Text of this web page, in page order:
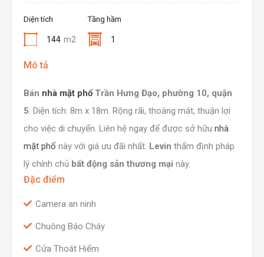
Diện tích
144 m2
Tầng hầm
1
Mô tả
Bán nhà mặt phốTrần Hưng Đạo, phường 10, quận
5. Diện tích: 8m x 18m. Rộng rãi, thoáng mát, thuận lợi
cho việc di chuyển. Liên hệ ngay để được sở hữu nhà
mặt phố này với giá ưu đãi nhất. Levin thẩm định pháp
lý chính chủ bất động sản thương mại này.
Đặc điểm
Camera an ninh
Chuông Báo Cháy
Cửa Thoát Hiểm